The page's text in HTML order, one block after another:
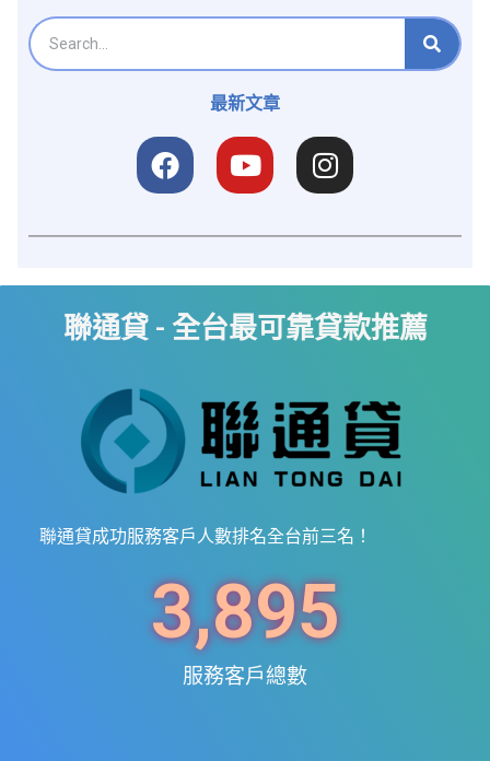
最新文章
聯通貸 - 全台最可靠貸款推薦
聯通貸成功服務客戶人數排名全台前三名！
服務客戶總數
3,895